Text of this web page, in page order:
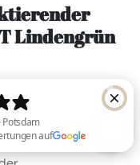
Lindengrün
diesem eleganten
Reflexion!
Material,